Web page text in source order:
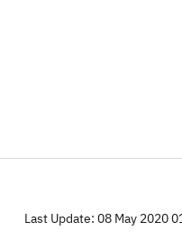
Last Update: 08 May 2020